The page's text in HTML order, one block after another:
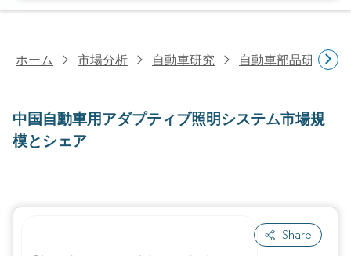
ホーム 市場分析 自動車研究 自動車部品研究
中国自動車用アダプティブ照明システム市場規
模とシェア
Share